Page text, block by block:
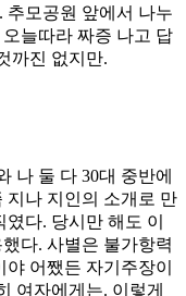
추모공원 앞에서 나누
늘따라 짜증 나고 답
까진 없지만.
나 둘 다 30대 중반에
지나 지인의 소개로 만
다. 당시만 해도 이
다. 사별은 불가항력
어쨌든 자기주장이
여자에게는. 이렇게